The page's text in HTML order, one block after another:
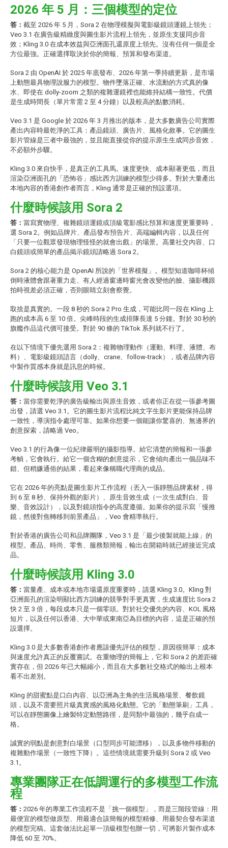
2026 年 5 月：三個模型的定位
答： 截至 2026 年 5 月，Sora 2 在物理模擬與電影級鏡頭運鏡上領先；
Veo 3.1 在廣告級精緻度與圖生影片流程上領先，並原生支援同步音
效；Kling 3.0 在成本效益與亞洲面孔還原度上領先。沒有任何一個是全
方位最強。正確選擇取決於你的簡報、預算和發布渠道。
Sora 2 由 OpenAI 於 2025 年底發布、2026 年第一季持續更新，是市場
上動態最具物理說服力的模型。物件墜落正確、水流動的方式真的像
水、即使在 dolly-zoom 之類的複雜運鏡裡也能維持結構一致性。代價
是生成時間長（單片常需 2 至 4 分鐘）以及較高的點數消耗。
Veo 3.1 是 Google 於 2026 年 3 月推出的版本，是大多數廣告公司實際
產出內容時最乾淨的工具：產品鏡頭、廣告片、風格化敘事。它的圖生
影片管線是三者中最強的，並且能直接從你的提示原生生成同步音效，
不必額外步驟。
Kling 3.0 來自快手，是真正的工具馬。速度更快、成本顯著更低，而且
渲染亞洲面孔的「恐怖谷」感比西方訓練的模型少得多。對於大量產出
本地內容的香港創作者而言，Kling 通常是正確的預設選項。
什麼時候該用 Sora 2
答： 當寫實物理、複雜鏡頭運鏡或頂級電影感比預算和速度更重要時，
選 Sora 2。例如品牌片、產品發布預告片、高端編輯內容，以及任何
「只要一位觀眾發現物理怪怪的就會出戲」的場景。高量社交內容、口
白鏡頭或簡單的產品揭示鏡頭請略過 Sora 2。
Sora 2 的核心能力是 OpenAI 所說的「世界模擬」。模型知道咖啡杯傾
倒時液體會跟著重力走、有人經過窗邊時窗光會改變他的臉、攝影機跟
拍時視差必須正確，否則眼睛立刻會察覺。
取捨是真實的。一段 8 秒的 Sora 2 Pro 生成，可能比同一段在 Kling 上
跑的成本高 6 至 10 倍。尖峰時段的生成排隊長達 5 分鐘。對於 30 秒的
旗艦作品這代價可接受。對於 90 條的 TikTok 系列就不行了。
在以下情境下優先選用 Sora 2：複雜物理動作（運動、料理、液體、布
料）、電影級鏡頭語言（dolly、crane、follow-track），或者品牌內容
中製作質感本身就是訊息的時候。
什麼時候該用 Veo 3.1
答： 當你需要乾淨的廣告級輸出與原生音效，或者你正在從一張參考圖
出發，請選 Veo 3.1。它的圖生影片流程比純文字生影片更能保持品牌
一致性，導演指令處理可靠。如果你想要一個能讓你驚喜的、無邊界的
創意探索，請略過 Veo。
Veo 3.1 的行為像一位紀律嚴明的攝影指導。給它清楚的簡報和一張參
考幀，它會執行。給它一個含糊的創意提示，它會傾向產出一個品味不
錯、但稍嫌通俗的結果，看起來像稱職代理商的成品。
它在 2026 年的亮點是圖生影片工作流程（丟入一張靜態品牌素材，得
到 6 至 8 秒、保持外觀的影片）、原生音效生成（一次生成對白、音
樂、音效設計），以及對鏡頭指令的高度遵循。如果你的提示寫「慢推
鏡，然後對焦轉移到前景產品」，Veo 會精準執行。
對於香港的廣告公司和品牌團隊，Veo 3.1 是「最少後製就能上線」的
模型。產品、時尚、零售、服務類簡報，輸出在開箱時就已經接近完成
品。
什麼時候該用 Kling 3.0
答： 當量產、成本或本地市場還原度重要時，請選 Kling 3.0。Kling 對
亞洲面孔的渲染明顯比西方訓練的競爭對手更真實，生成速度比 Sora 2
快 2 至 3 倍，每段成本只是一個零頭。對於社交優先的內容、KOL 風格
短片，以及任何以香港、大中華或東南亞為目標的內容，這是正確的預
設選擇。
Kling 3.0 是大多數香港創作者應該優先評估的模型，原因很簡單：成本
與速度允許真正的反覆嘗試。在重物理的簡報上，它和 Sora 2 的差距確
實存在，但 2026 年已大幅縮小，而且在大多數社交格式的輸出上根本
看不出差別。
Kling 的甜蜜點是口白內容、以亞洲為主角的生活風格場景、餐飲鏡
頭，以及不需要照片級真實感的風格化動態。它的「動態筆刷」工具，
可以在靜態圖像上繪製特定動態路徑，是同類中最強的，幾乎自成一
格。
誠實的弱點是創意對白場景（口型同步可能漂移），以及多物件移動的
複雜動作場景（一致性下降）。這些情境就需要升級到 Sora 2 或 Veo
3.1。
專業團隊正在低調運行的多模型工作流
程
答： 2026 年的專業工作流程不是「挑一個模型」，而是三階段管線：用
最便宜的模型做原型、用最適合該簡報的模型精修、用最契合發布渠道
的模型完稿。這套做法比起單一頂級模型包辦一切，可將影片製作成本
降低 60 至 70%。